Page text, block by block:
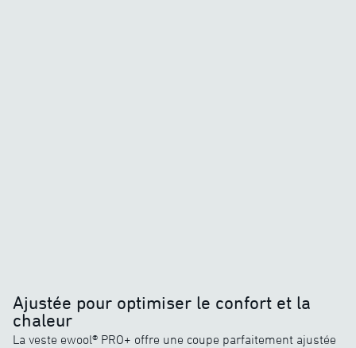
Ajustée pour optimiser le confort et la
chaleur
La veste ewool® PRO+ offre une coupe parfaitement ajustée